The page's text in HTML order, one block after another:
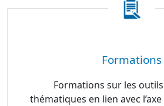
Formations
Formations sur les
thématiques en lien avec